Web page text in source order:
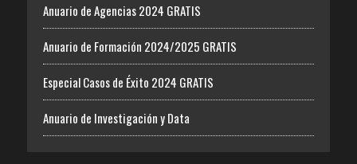
Anuario de Agencias 2024 GRATIS
Anuario de Formación 2024/2025 GRATIS
Especial Casos de Éxito 2024 GRATIS
Anuario de Investigación y Data